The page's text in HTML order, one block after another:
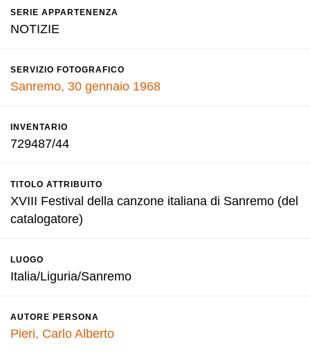
SERIE APPARTENENZA
NOTIZIE
SERVIZIO FOTOGRAFICO
Sanremo, 30 gennaio 1968
INVENTARIO
729487/44
TITOLO ATTRIBUITO
XVIII Festival della canzone italiana di Sanremo (del
catalogatore)
LUOGO
Italia/Liguria/Sanremo
AUTORE PERSONA
Pieri, Carlo Alberto